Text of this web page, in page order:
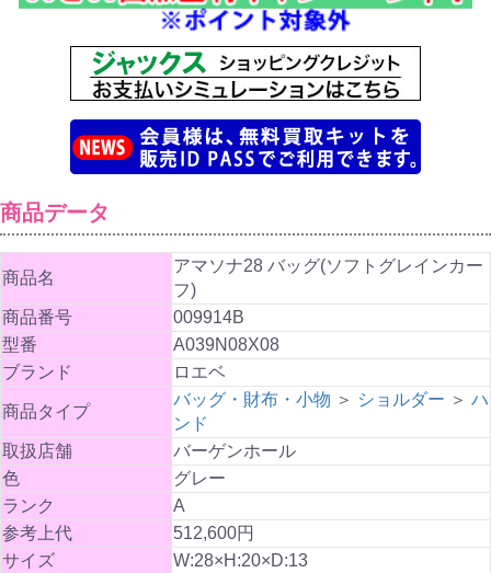
商品データ
商品名
アマソナ28 バッグ(ソフトグレインカー
フ)
商品番号
009914B
型番
A039N08X08
ブランド
ロエベ
商品タイプ
バッグ・財布・小物 ＞ ショルダー ＞ ハ
ンド
取扱店舗
バーゲンホール
色
グレー
ランク
A
参考上代
512,600円
サイズ
W:28×H:20×D:13